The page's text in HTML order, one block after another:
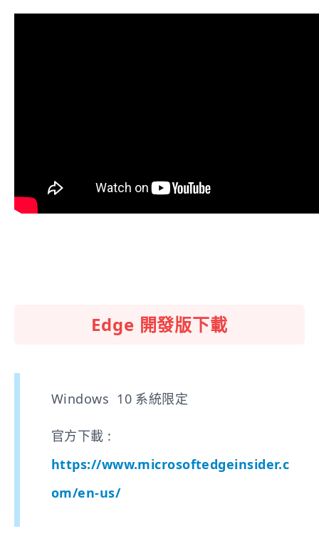
Edge 開發版下載
Windows 10 系統限定
官方下載 :
https://www.microsoftedgeinsider.c
om/en-us/